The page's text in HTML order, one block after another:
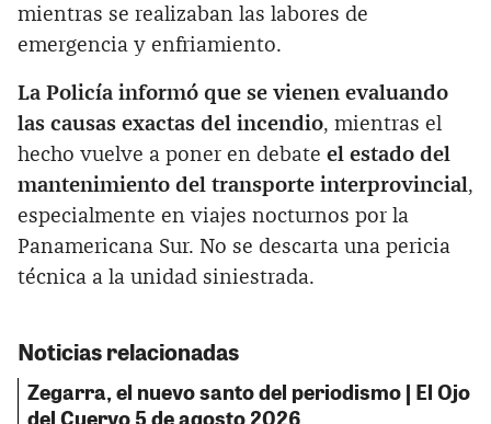
mientras se realizaban las labores de
emergencia y enfriamiento.
La Policía informó que se vienen evaluando
las causas exactas del incendio, mientras el
hecho vuelve a poner en debate el estado del
mantenimiento del transporte interprovincial ,
especialmente en viajes nocturnos por la
Panamericana Sur. No se descarta una pericia
técnica a la unidad siniestrada.
Noticias relacionadas
Zegarra, el nuevo santo del periodismo | El Ojo
del Cuervo 5 de agosto 2026